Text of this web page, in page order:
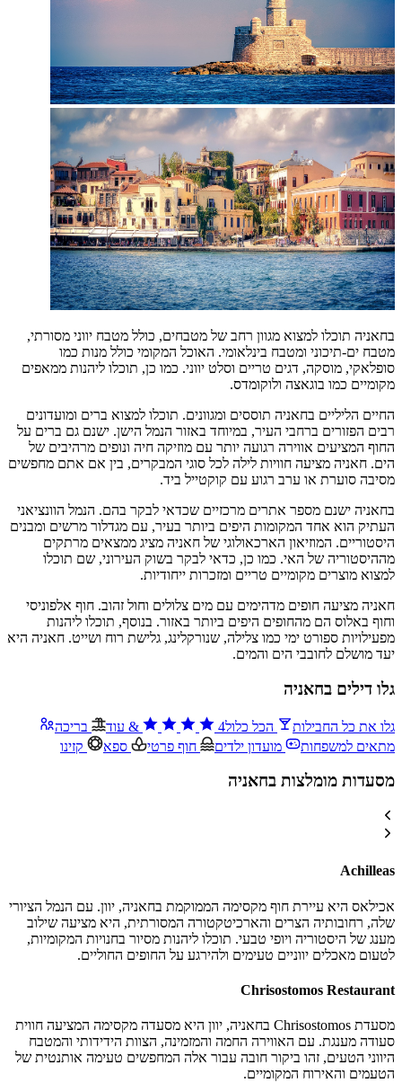
בחאניה תוכלו למצוא מגוון רחב של מטבחים, כולל מטבח יווני מסורתי,
מטבח ים-תיכוני ומטבח בינלאומי. האוכל המקומי כולל מנות כמו
סופלאקי, מוסקה, דגים טריים וסלט יווני. כמו כן, תוכלו ליהנות ממאפים
מקומיים כמו בוגאצה ולוקומדס.
החיים הליליים בחאניה תוססים ומגוונים. תוכלו למצוא ברים ומועדונים
רבים הפזורים ברחבי העיר, במיוחד באזור הנמל הישן. ישנם גם ברים על
החוף המציעים אווירה רגועה יותר עם מוזיקה חיה ונופים מרהיבים של
הים. חאניה מציעה חוויות לילה לכל סוגי המבקרים, בין אם אתם מחפשים
מסיבה סוערת או ערב רגוע עם קוקטייל ביד.
בחאניה ישנם מספר אתרים מרכזיים שכדאי לבקר בהם. הנמל הוונציאני
העתיק הוא אחד המקומות היפים ביותר בעיר, עם מגדלור מרשים ומבנים
היסטוריים. המוזיאון הארכאולוגי של חאניה מציג ממצאים מרתקים
מההיסטוריה של האי. כמו כן, כדאי לבקר בשוק העירוני, שם תוכלו
למצוא מוצרים מקומיים טריים ומזכרות ייחודיות.
חאניה מציעה חופים מדהימים עם מים צלולים וחול זהוב. חוף אלפוניסי
וחוף באלוס הם מהחופים היפים ביותר באזור. בנוסף, תוכלו ליהנות
מפעילויות ספורט ימי כמו צלילה, שנורקלינג, גלישת רוח ושייט. חאניה היא
יעד מושלם לחובבי הים והמים.
גלו דילים בחאניה
גלו את כל החבילות הכל כלול4
& עוד
בריכה
מתאים למשפחות
מועדון ילדים חוף פרטי ספא קזינו
מסעדות מומלצות בחאניה
Achilleas
אכילאס היא עיירת חוף מקסימה הממוקמת בחאניה, יוון. עם הנמל הציורי
שלה, רחובותיה הצרים והארכיטקטורה המסורתית, היא מציעה שילוב
מענג של היסטוריה ויופי טבעי. תוכלו ליהנות מסיור בחנויות המקומיות,
לטעום מאכלים יווניים טעימים ולהירגע על החופים החוליים.
Chrisostomos Restaurant
מסעדת Chrisostomos בחאניה, יוון היא מסעדה מקסימה המציעה חווית
סעודה מענגת. עם האווירה החמה והמזמינה, הצוות הידידותי והמטבח
היווני הטעים, זהו ביקור חובה עבור אלה המחפשים טעימה אותנטית של
הטעמים והאירוח המקומיים.